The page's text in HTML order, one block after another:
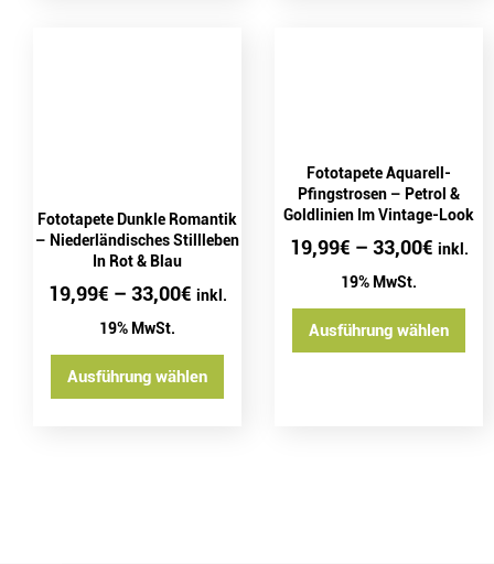
Fototapete Dunkle Romantik
– Niederländisches Stillleben
In Rot & Blau
19,99€ – 33,00€ inkl.
19% MwSt.
Ausführung wählen
Fototapete Aquarell-
Pfingstrosen – Petrol &
Goldlinien Im Vintage-Look
19,99€ – 33,00€ inkl.
19% MwSt.
Ausführung wählen